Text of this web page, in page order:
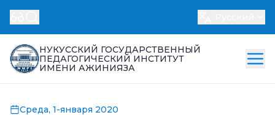
НУКУССКИЙ ГОСУДАРСТВЕННЫЙ
ПЕДАГОГИЧЕСКИЙ ИНСТИТУТ
ИМЕНИ АЖИНИЯЗА
Среда, 1-января 2020